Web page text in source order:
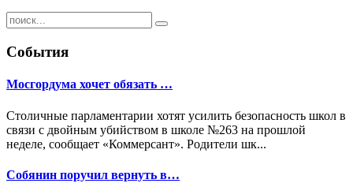
События
Мосгордума хочет обязать …
Столичные парламентарии хотят усилить безопасность школ в
связи с двойным убийством в школе №263 на прошлой
неделе, сообщает «Коммерсант». Родители шк...
Собянин поручил вернуть в…